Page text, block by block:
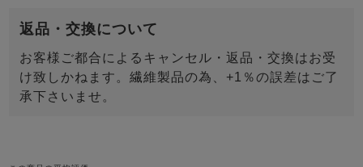
返品・交換について
お客様ご都合によるキャンセル・返品・交換はお受
け致しかねます。繊維製品の為、+1％の誤差はご了
承下さいませ。